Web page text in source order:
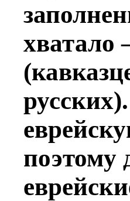
хватало
поэтому